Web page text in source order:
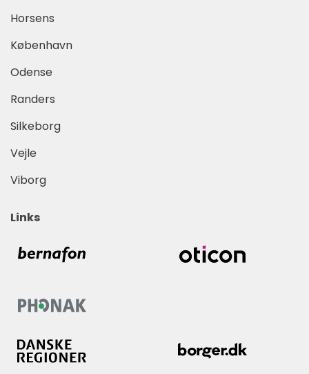
Horsens
København
Odense
Randers
Silkeborg
Vejle
Viborg
Links